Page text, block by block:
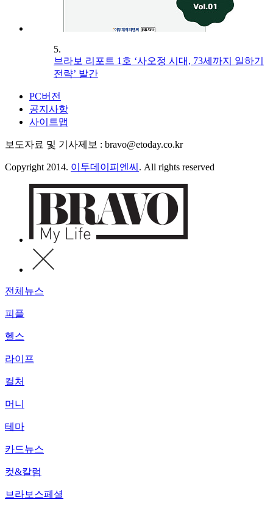
5.
브라보 리포트 1호 ‘사오정 시대, 73세까지 일하기
전략’ 발간
PC버전
공지사항
사이트맵
보도자료 및 기사제보 : bravo@etoday.co.kr
Copyright 2014. 이투데이피엔씨 . All rights reserved
전체뉴스
피플
헬스
라이프
컬처
머니
테마
카드뉴스
컷&칼럼
브라보스페셜